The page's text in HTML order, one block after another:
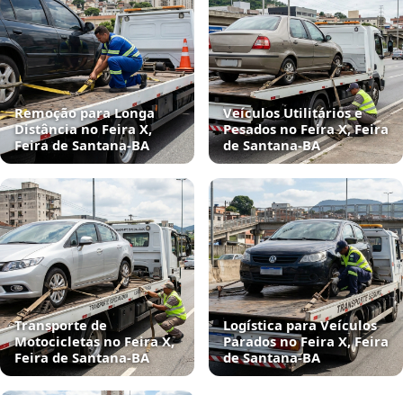
Remoção para Longa
Distância no Feira X,
Feira de Santana‑BA
Veículos Utilitários e
Pesados no Feira X, Feira
de Santana‑BA
Transporte de
Motocicletas no Feira X,
Feira de Santana‑BA
Logística para Veículos
Parados no Feira X, Feira
de Santana‑BA